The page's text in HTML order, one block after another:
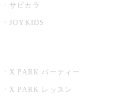
サビカラ
JOYKIDS
X PARK パーティー
X PARK レッスン